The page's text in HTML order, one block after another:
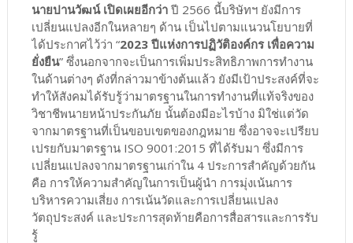
นายปานวัฒน์ เปิดเผยอีกว่าปี 2566 นี้บริษัทฯ ยังมีการ
เปลี่ยนแปลงอีกในหลายๆ ด้าน เป็นไปตามแนวนโยบายที่
ได้ประกาศไว้ว่า “2023 ปีแห่งการปฏิวัติองค์กร เพื่อความ
ยั่งยืน” ซึ่งนอกจากจะเป็นการเพิ่มประสิทธิภาพการทำงาน
ในด้านต่างๆ ดังที่กล่าวมาข้างต้นแล้ว ยังมีเป้าประสงค์ที่จะ
ทำให้สังคมได้รับรู้ว่ามาตรฐานในการทำงานที่แท้จริงของ
วิชาชีพนายหน้าประกันภัย นั้นต้องมีอะไรบ้าง มิใช่แต่วัด
จากมาตรฐานที่เป็นขอบเขตของกฎหมาย ซึ่งอาจจะเปรียบ
เปรยกับมาตรฐาน ISO 9001:2015 ที่ได้รับมา ซึ่งมีการ
เปลี่ยนแปลงจากมาตรฐานเก่าใน 4 ประการสำคัญด้วยกัน
คือ การให้ความสำคัญในการเป็นผู้นำ การมุ่งเน้นการ
บริหารความเสี่ยง การเน้นวัดและการเปลี่ยนแปลง
วัตถุประสงค์ และประการสุดท้ายคือการสื่อสารและการรับ
รู้